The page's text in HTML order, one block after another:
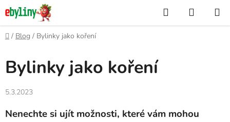
Přejít
na
obsah
Hledat
KOŠÍK
Domů
/ Blog / Bylinky jako koření
Bylinky jako koření
5.3.2023
Nenechte si ujít možnosti, které vám mohou